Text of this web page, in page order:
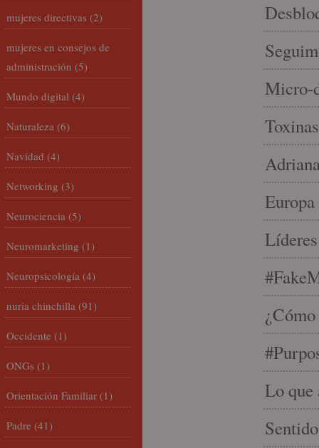
Micro-
Lo que
mujeres directivas (2)
mujeres en consejos de
administración (5)
Mundo digital (4)
Naturaleza (6)
Navidad (4)
Networking (3)
Neurociencia (5)
Neuromarketing (1)
Neuropsicología (4)
nuria chinchilla (91)
Occidente (1)
ONGs (1)
Orientación Familiar (1)
Padre (41)